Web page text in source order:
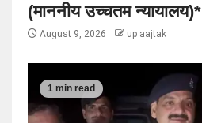
(माननीय उच्चतम न्यायालय)*
August 9, 2026 up aajtak
1 min read